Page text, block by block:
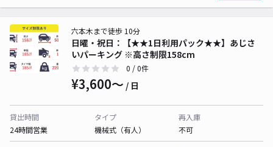
日曜・祝日：【★★1日利用パック★★】あじさ
いパーキング ※高さ制限158cm
六本木まで徒歩 10分
0 / 0件
¥3,600〜 / 日
貸出時間
24時間営業
タイプ
機械式（有人）
再入庫
不可